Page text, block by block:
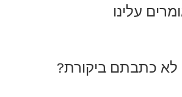
עלינו
לא כתבתם ביקורת?